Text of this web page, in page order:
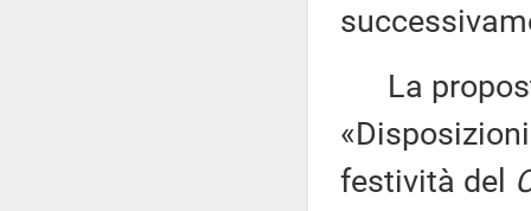
La
festività del